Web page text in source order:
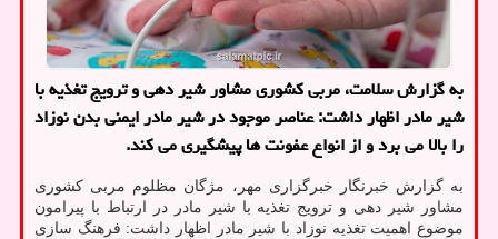
به گزارش سلامت، مربی کشوری مشاور شیر دهی و ترویج تغذیه با
شیر مادر اظهار داشت: عناصر موجود در شیر مادر ایمنی بدن نوزاد
را بالا می برد و از انواع عفونت ها پیشگیری می کند.
به گزارش خبرنگار خبرگزاری مهر، مژگان مظلوم مربی کشوری
مشاور شیر دهی و ترویج تغذیه با شیر مادر در ارتباط با پیرامون
موضوع اهمیت تغذیه نوزاد با شیر مادر اظهار داشت: فرهنگ سازی